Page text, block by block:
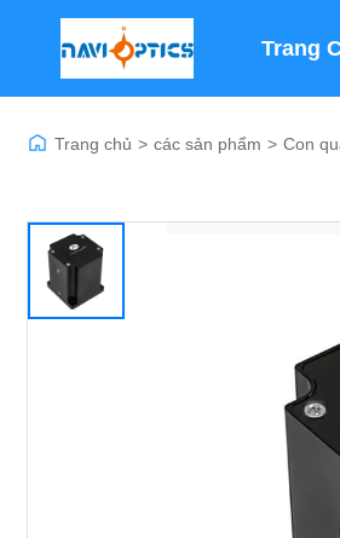
Trang
Trang chủ > các sản phẩm > Con